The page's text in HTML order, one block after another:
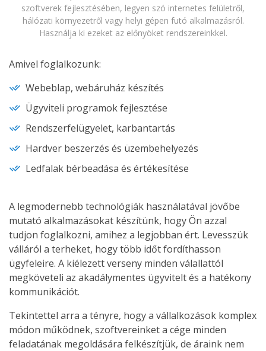
szoftverek fejlesztésében, legyen szó internetes felületről,
hálózati környezetről vagy helyi gépen futó alkalmazásról.
Használja ki ezeket az előnyöket rendszereinkkel.
Amivel foglalkozunk:
Webeblap, webáruház készítés
Ügyviteli programok fejlesztése
Rendszerfelügyelet, karbantartás
Hardver beszerzés és üzembehelyezés
Ledfalak bérbeadása és értékesítése
A legmodernebb technológiák használatával jövőbe
mutató alkalmazásokat készítünk, hogy Ön azzal
tudjon foglalkozni, amihez a legjobban ért. Levesszük
válláról a terheket, hogy több időt fordíthasson
ügyfeleire. A kiélezett verseny minden válallattól
megköveteli az akadálymentes ügyvitelt és a hatékony
kommunikációt.
Tekintettel arra a tényre, hogy a vállalkozások komplex
módon működnek, szoftvereinket a cége minden
feladatának megoldására felkészítjük, de áraink nem